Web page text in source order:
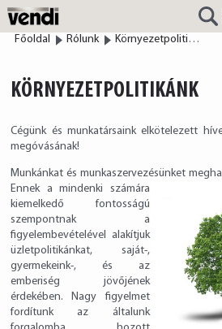
VENDI
HUNGÁRIA
Kft.
Főoldal Rólunk Környezetpolitikánk
KÖRNYEZETPOLITIKÁNK
Cégünk és munkatársaink elkötelezett
megóvásának!
Munkánkat és munkaszervezésünket
Ennek a mindenki számára
kiemelkedő fontosságú
szempontnak a
figyelembevételével alakítjuk
üzletpolitikánkat, saját-,
gyermekeink-, és az
emberiség jövőjének
érdekében. Nagy figyelmet
fordítunk az általunk